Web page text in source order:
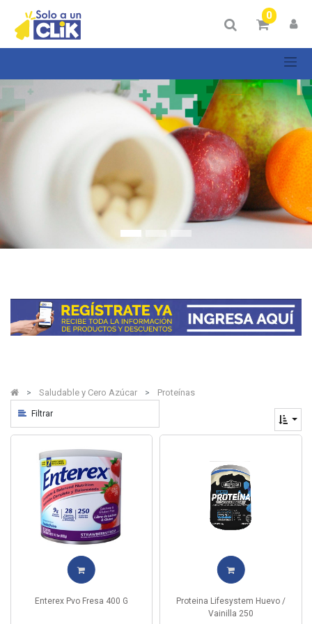
0
Saludable y Cero Azúcar Proteínas
Filtrar
Mostrar
Categorías
Mostrar
opciones
Enterex Pvo Fresa 400 G
Proteina Lifesystem Huevo /
Vainilla 250